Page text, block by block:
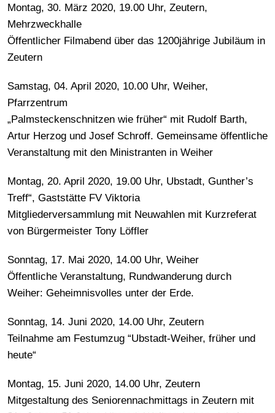
Montag, 30. März 2020, 19.00 Uhr, Zeutern,
Mehrzweckhalle
Öffentlicher Filmabend über das 1200jährige Jubiläum in
Zeutern
Samstag, 04. April 2020, 10.00 Uhr, Weiher,
Pfarrzentrum
„Palmsteckenschnitzen wie früher“ mit Rudolf Barth,
Artur Herzog und Josef Schroff. Gemeinsame öffentliche
Veranstaltung mit den Ministranten in Weiher
Montag, 20. April 2020, 19.00 Uhr, Ubstadt, Gunther’s
Treff“, Gaststätte FV Viktoria
Mitgliederversammlung mit Neuwahlen mit Kurzreferat
von Bürgermeister Tony Löffler
Sonntag, 17. Mai 2020, 14.00 Uhr, Weiher
Öffentliche Veranstaltung, Rundwanderung durch
Weiher: Geheimnisvolles unter der Erde.
Sonntag, 14. Juni 2020, 14.00 Uhr, Zeutern
Teilnahme am Festumzug “Ubstadt-Weiher, früher und
heute“
Montag, 15. Juni 2020, 14.00 Uhr, Zeutern
Mitgestaltung des Seniorennachmittags in Zeutern mit